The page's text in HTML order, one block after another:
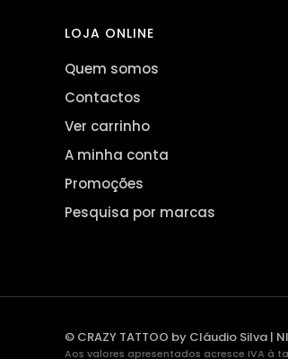
LOJA ONLINE
Quem somos
Contactos
Ver carrinho
A minha conta
Promoções
Pesquisa por marcas
© CRAZY TATTOO by Cláudio Silva |
Aos valores apresentados acresce IVA à